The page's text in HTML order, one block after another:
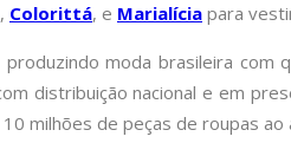
, Colorittá, e Marialícia para
moda brasileira com
distribuição nacional e em
milhões de peças de roupas ao